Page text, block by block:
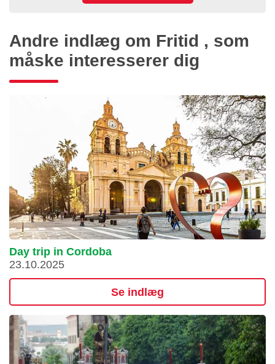
Andre indlæg om Fritid , som
måske interesserer dig
Day trip in Cordoba
23.10.2025
Se indlæg